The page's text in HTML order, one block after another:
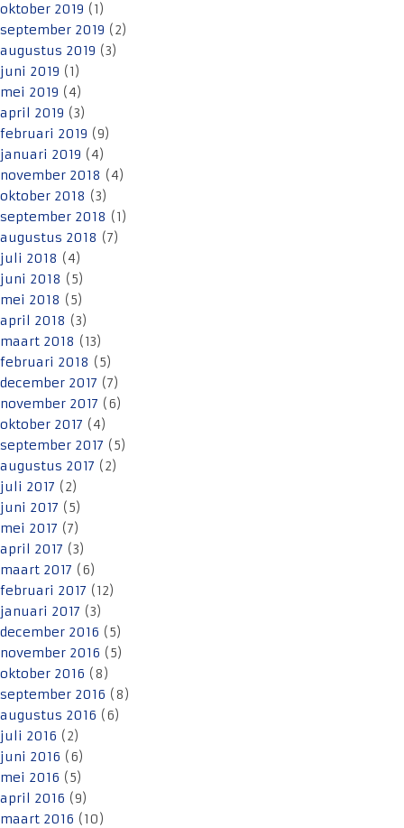
oktober 2019 (1)
september 2019 (2)
augustus 2019 (3)
juni 2019 (1)
mei 2019 (4)
april 2019 (3)
februari 2019 (9)
januari 2019 (4)
november 2018 (4)
oktober 2018 (3)
september 2018 (1)
augustus 2018 (7)
juli 2018 (4)
juni 2018 (5)
mei 2018 (5)
april 2018 (3)
maart 2018 (13)
februari 2018 (5)
december 2017 (7)
november 2017 (6)
oktober 2017 (4)
september 2017 (5)
augustus 2017 (2)
juli 2017 (2)
juni 2017 (5)
mei 2017 (7)
april 2017 (3)
maart 2017 (6)
februari 2017 (12)
januari 2017 (3)
december 2016 (5)
november 2016 (5)
oktober 2016 (8)
september 2016 (8)
augustus 2016 (6)
juli 2016 (2)
juni 2016 (6)
mei 2016 (5)
april 2016 (9)
maart 2016 (10)